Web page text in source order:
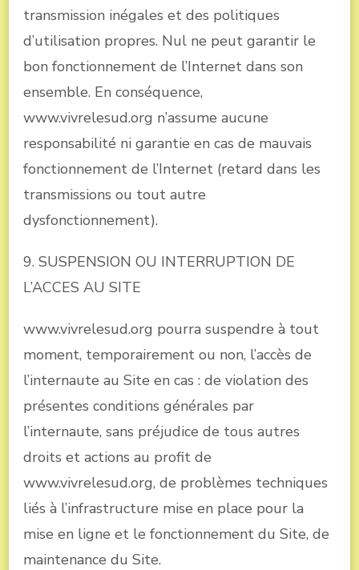
transmission inégales et des politiques
d’utilisation propres. Nul ne peut garantir le
bon fonctionnement de l’Internet dans son
ensemble. En conséquence,
www.vivrelesud.org n’assume aucune
responsabilité ni garantie en cas de mauvais
fonctionnement de l’Internet (retard dans les
transmissions ou tout autre
dysfonctionnement).
9. SUSPENSION OU INTERRUPTION DE
L’ACCES AU SITE
www.vivrelesud.org pourra suspendre à tout
moment, temporairement ou non, l’accès de
l’internaute au Site en cas : de violation des
présentes conditions générales par
l’internaute, sans préjudice de tous autres
droits et actions au profit de
www.vivrelesud.org, de problèmes techniques
liés à l’infrastructure mise en place pour la
mise en ligne et le fonctionnement du Site, de
maintenance du Site.